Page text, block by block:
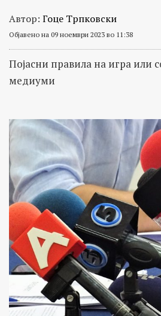
Автор: Гоце Трпковски
Објавено на 09 ноември 2023 во 11:38
Појасни правила на игра или
медиуми